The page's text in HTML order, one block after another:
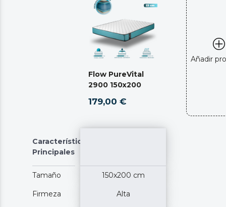
Flow PureVital
2900 150x200
179,00 €
Añadir
Características
Principales
Tamaño 150x200 cm
Firmeza Alta